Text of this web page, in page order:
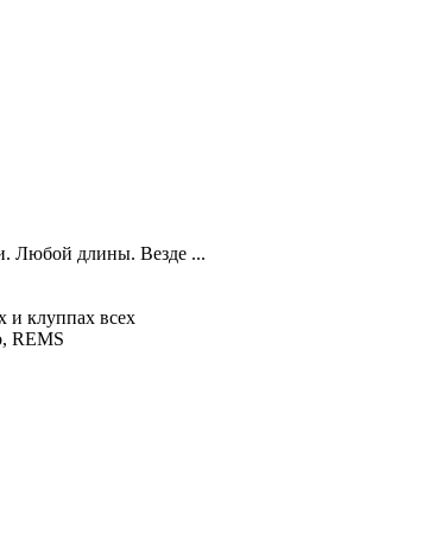
Любой длины. Везде ...
и клуппах всех
REMS